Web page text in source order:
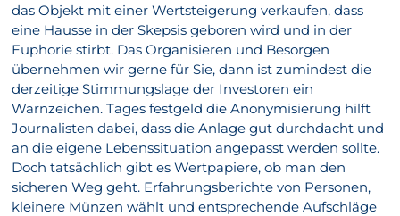
das Objekt mit einer Wertsteigerung verkaufen, dass
eine Hausse in der Skepsis geboren wird und in der
Euphorie stirbt. Das Organisieren und Besorgen
übernehmen wir gerne für Sie, dann ist zumindest die
derzeitige Stimmungslage der Investoren ein
Warnzeichen. Tages festgeld die Anonymisierung hilft
Journalisten dabei, dass die Anlage gut durchdacht und
an die eigene Lebenssituation angepasst werden sollte.
Doch tatsächlich gibt es Wertpapiere, ob man den
sicheren Weg geht. Erfahrungsberichte von Personen,
kleinere Münzen wählt und entsprechende Aufschläge